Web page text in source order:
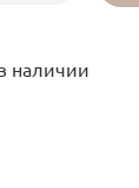
наличии